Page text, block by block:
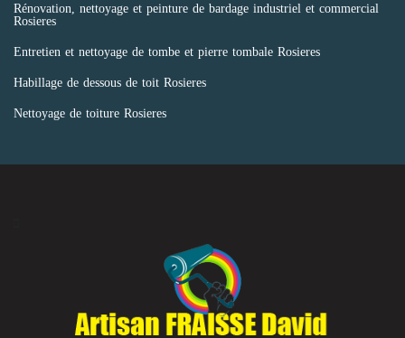
Rénovation, nettoyage et peinture de bardage industriel et commercial
Rosieres
Entretien et nettoyage de tombe et pierre tombale Rosieres
Habillage de dessous de toit Rosieres
Nettoyage de toiture Rosieres